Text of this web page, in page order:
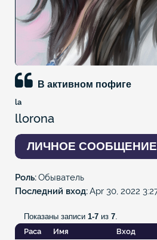
В активном пофиге
la
llorona
ЛИЧНОЕ СООБЩЕНИЕ
Роль Обыватель
Последний вход Apr 30, 2022
Показаны записи 1-7 из 7.
Раса
Имя Вход